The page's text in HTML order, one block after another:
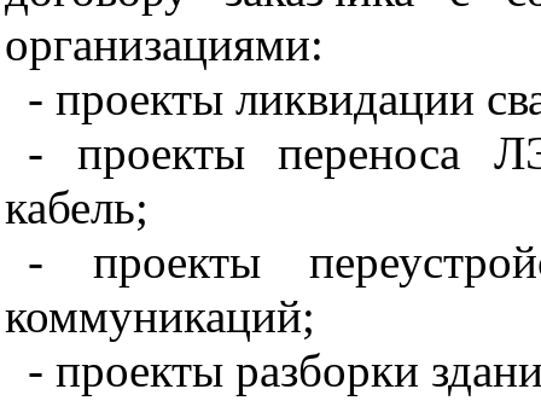
организациями:
- проекты ликвидации
- проекты переноса
кабель;
- проекты
коммуникаций;
- проекты разборки